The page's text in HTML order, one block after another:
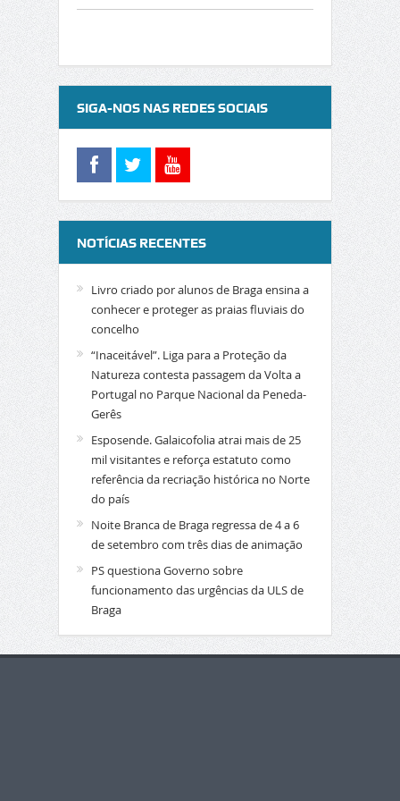
SIGA-NOS NAS REDES SOCIAIS
NOTÍCIAS RECENTES
Livro criado por alunos de Braga ensina a
conhecer e proteger as praias fluviais do
concelho
“Inaceitável”. Liga para a Proteção da
Natureza contesta passagem da Volta a
Portugal no Parque Nacional da Peneda-
Gerês
Esposende. Galaicofolia atrai mais de 25
mil visitantes e reforça estatuto como
referência da recriação histórica no Norte
do país
Noite Branca de Braga regressa de 4 a 6
de setembro com três dias de animação
PS questiona Governo sobre
funcionamento das urgências da ULS de
Braga